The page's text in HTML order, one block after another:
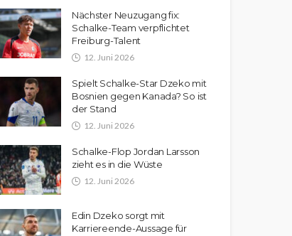
Nächster Neuzugang fix:
Schalke-Team verpflichtet
Freiburg-Talent
12. Juni 2026
Spielt Schalke-Star Dzeko mit
Bosnien gegen Kanada? So ist
der Stand
12. Juni 2026
Schalke-Flop Jordan Larsson
zieht es in die Wüste
12. Juni 2026
Edin Dzeko sorgt mit
Karriereende-Aussage für